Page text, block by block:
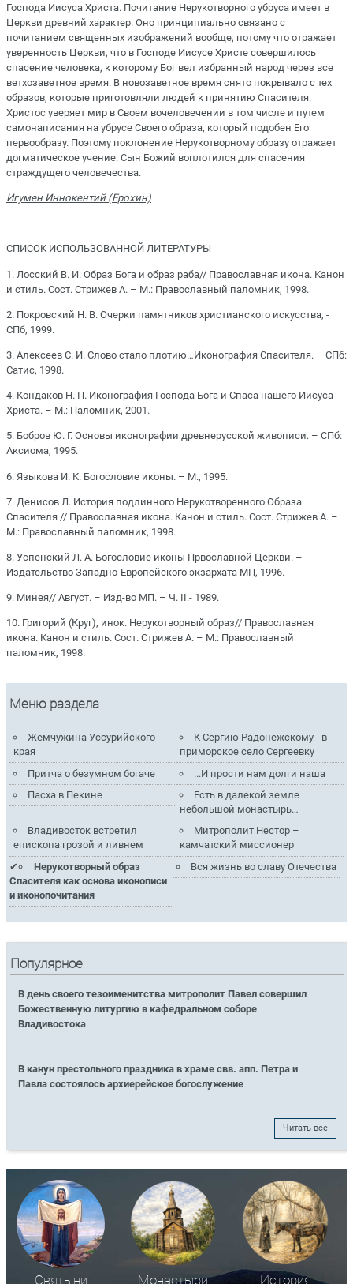
Господа Иисуса Христа. Почитание Нерукотворного убруса имеет в
Церкви древний характер. Оно принципиально связано с
почитанием священных изображений вообще, потому что отражает
уверенность Церкви, что в Господе Иисусе Христе совершилось
спасение человека, к которому Бог вел избранный народ через все
ветхозаветное время. В новозаветное время снято покрывало с тех
образов, которые приготовляли людей к принятию Спасителя.
Христос уверяет мир в Своем вочеловечении в том числе и путем
самонаписания на убрусе Своего образа, который подобен Его
первообразу. Поэтому поклонение Нерукотворному образу отражает
догматическое учение: Сын Божий воплотился для спасения
страждущего человечества.
Игумен Иннокентий (Ерохин)
СПИСОК ИСПОЛЬЗОВАННОЙ ЛИТЕРАТУРЫ
1. Лосский В. И. Образ Бога и образ раба// Православная икона. Канон
и стиль. Сост. Стрижев А. – М.: Православный паломник, 1998.
2. Покровский Н. В. Очерки памятников христианского искусства, -
СПб, 1999.
3. Алексеев С. И. Слово стало плотию…Иконография Спасителя. – СПб:
Сатис, 1998.
4. Кондаков Н. П. Иконография Господа Бога и Спаса нашего Иисуса
Христа. – М.: Паломник, 2001.
5. Бобров Ю. Г. Основы иконографии древнерусской живописи. – СПб:
Аксиома, 1995.
6. Языкова И. К. Богословие иконы. – М., 1995.
7. Денисов Л. История подлинного Нерукотворенного Образа
Спасителя // Православная икона. Канон и стиль. Сост. Стрижев А. –
М.: Православный паломник, 1998.
8. Успенский Л. А. Богословие иконы Првославной Церкви. –
Издательство Западно-Европейского экзархата МП, 1996.
9. Минея// Август. – Изд-во МП. – Ч. II.- 1989.
10. Григорий (Круг), инок. Нерукотворный образ// Православная
икона. Канон и стиль. Сост. Стрижев А. – М.: Православный
паломник, 1998.
Меню раздела
Жемчужина Уссурийского
края
К Сергию Радонежскому - в
приморское село Сергеевку
Притча о безумном богаче
...И прости нам долги наша
Пасха в Пекине
Есть в далекой земле
небольшой монастырь…
Владивосток встретил
епископа грозой и ливнем
Митрополит Нестор –
камчатский миссионер
Нерукотворный образ
Спасителя как основа иконописи
и иконопочитания
Вся жизнь во славу Отечества
Популярное
В день своего тезоименитства митрополит Павел совершил
Божественную литургию в кафедральном соборе
Владивостока
В канун престольного праздника в храме свв. апп. Петра и
Павла состоялось архиерейское богослужение
Читать все
Святыни Монастыри История